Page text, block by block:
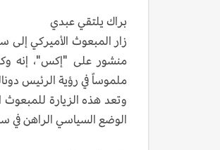
براك يلتقي عبدي
زار المبعوث الأميركي إلى
منشور على "إكس"، إنه
ملموساً في رؤية الرئيس
وتعد هذه الزيارة
الوضع السياسي الراهن في